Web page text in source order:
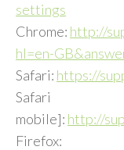
settings
Chrome: http://
hl=en-
Safari: https://
mobile]: http://